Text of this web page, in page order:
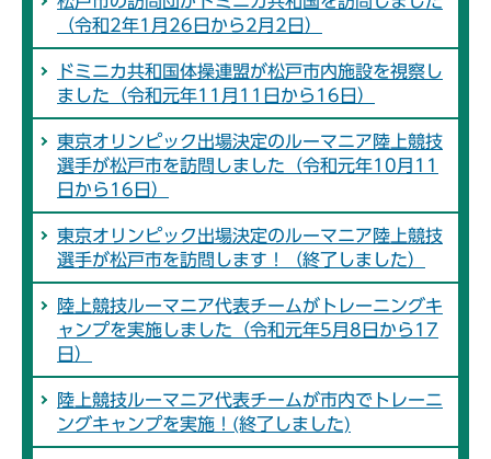
（令和2年1月26日から2月2日）
ドミニカ共和国体操連盟が松戸市内施設を視察し
ました（令和元年11月11日から16日）
東京オリンピック出場決定のルーマニア陸上競技
選手が松戸市を訪問しました（令和元年10月11
日から16日）
東京オリンピック出場決定のルーマニア陸上競技
選手が松戸市を訪問します！（終了しました）
陸上競技ルーマニア代表チームがトレーニングキ
ャンプを実施しました（令和元年5月8日から17
日）
陸上競技ルーマニア代表チームが市内でトレーニ
ングキャンプを実施！(終了しました)